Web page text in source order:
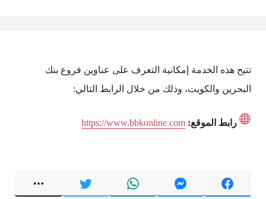
تتيح هذه الخدمة إمكانية التعرف على عناوين فروع بنك
البحرين والكويت، وذلك من خلال الرابط التالي:
رابط الموقع: https://www.bbkonline.com